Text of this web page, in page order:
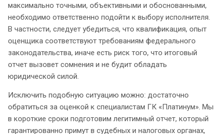
максимально точными, объективными и обоснованными,
необходимо ответственно подойти к выбору исполнителя.
В частности, следует убедиться, что квалификация, опыт
оценщика соответствуют требованиям федерального
законодательства, иначе есть риск того, что итоговый
отчет вызовет сомнения и не будит обладать
юридической силой.
Исключить подобную ситуацию можно: достаточно
обратиться за оценкой к специалистам ГК «Платинум». Мы
в короткие сроки подготовим легитимный отчет, который
гарантированно примут в судебных и налоговых органах,